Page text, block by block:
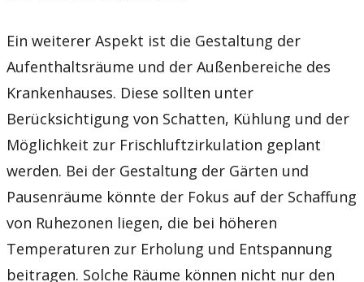
Ein weiterer Aspekt ist die Gestaltung der
Aufenthaltsräume und der Außenbereiche des
Krankenhauses. Diese sollten unter
Berücksichtigung von Schatten, Kühlung und der
Möglichkeit zur Frischluftzirkulation geplant
werden. Bei der Gestaltung der Gärten und
Pausenräume könnte der Fokus auf der Schaffung
von Ruhezonen liegen, die bei höheren
Temperaturen zur Erholung und Entspannung
beitragen. Solche Räume können nicht nur den